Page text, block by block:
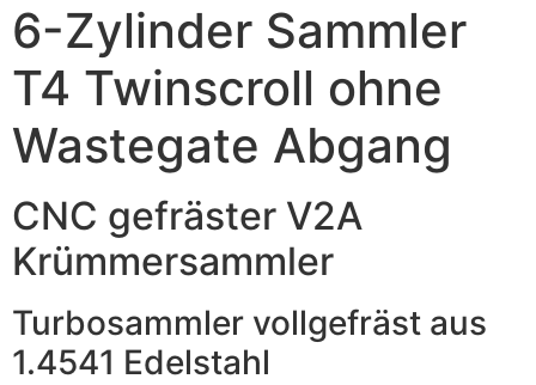
6-Zylinder Sammler
T4 Twinscroll ohne
Wastegate Abgang
CNC gefräster V2A
Krümmersammler
Turbosammler vollgefräst aus
1.4541 Edelstahl